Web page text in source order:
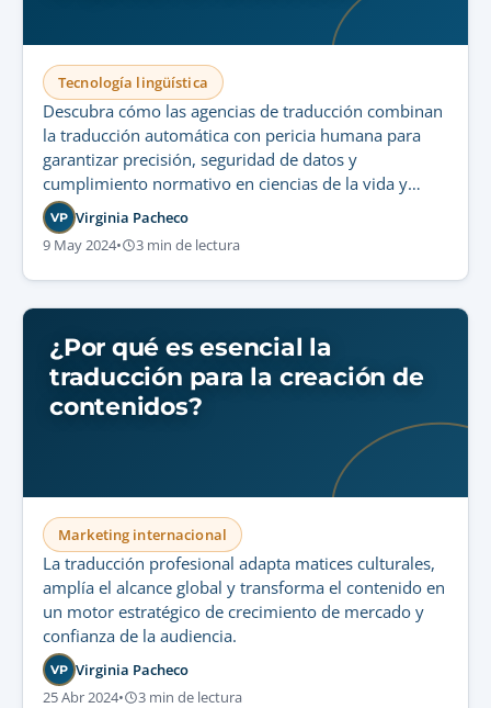
Tecnología lingüística
Descubra cómo las agencias de traducción combinan
la traducción automática con pericia humana para
garantizar precisión, seguridad de datos y
cumplimiento normativo en ciencias de la vida y
otros sectores regulados.
VP Virginia Pacheco
9 May 2024• 3 min de lectura
¿Por qué es esencial la
traducción para la creación de
contenidos?
Marketing internacional
La traducción profesional adapta matices culturales,
amplía el alcance global y transforma el contenido en
un motor estratégico de crecimiento de mercado y
confianza de la audiencia.
VP Virginia Pacheco
25 Abr 2024• 3 min de lectura